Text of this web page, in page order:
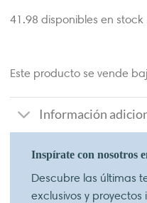
41.98 disponibles en stock
Este producto se vende
Información
Inspírate con nosotros
Descubre las últimas
exclusivos y proyectos